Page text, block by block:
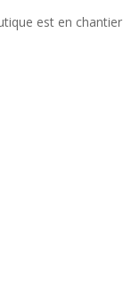
est en chantier